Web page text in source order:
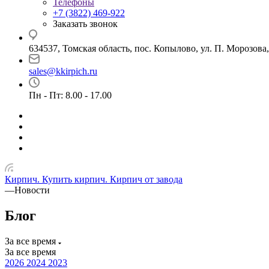
Телефоны
+7 (3822) 469-922
Заказать звонок
634537, Томская область, пос. Копылово, ул. П.
sales@kkirpich.ru
Пн - Пт: 8.00 - 17.00
Кирпич. Купить кирпич. Кирпич от завода
—Новости
Блог
За все время
За все время
2026 2024 2023